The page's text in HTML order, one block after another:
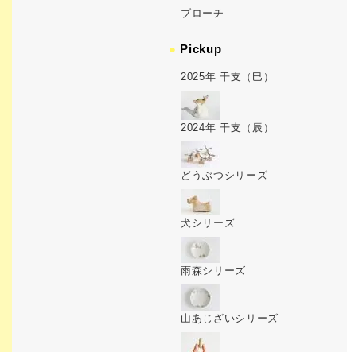
ブローチ
● Pickup
2025年 干支（巳）
2024年 干支（辰）
どうぶつシリーズ
犬シリーズ
雨森シリーズ
山あじざいシリーズ